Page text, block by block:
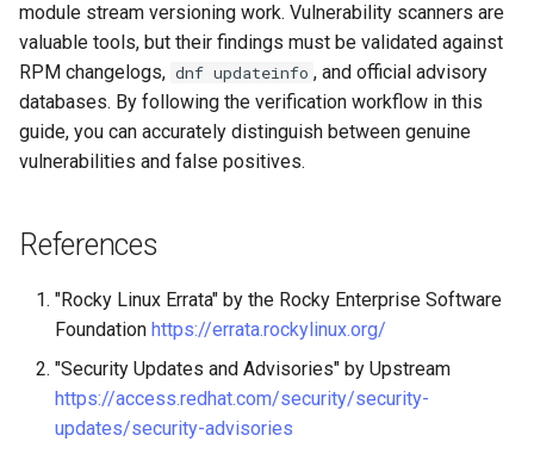
module stream versioning work. Vulnerability scanners are
valuable tools, but their findings must be validated against
RPM changelogs, dnf updateinfo , and official advisory
databases. By following the verification workflow in this
guide, you can accurately distinguish between genuine
vulnerabilities and false positives.
References
"Rocky Linux Errata" by the Rocky Enterprise Software
Foundation https://errata.rockylinux.org/
"Security Updates and Advisories" by Upstream
https://access.redhat.com/security/security-
updates/security-advisories